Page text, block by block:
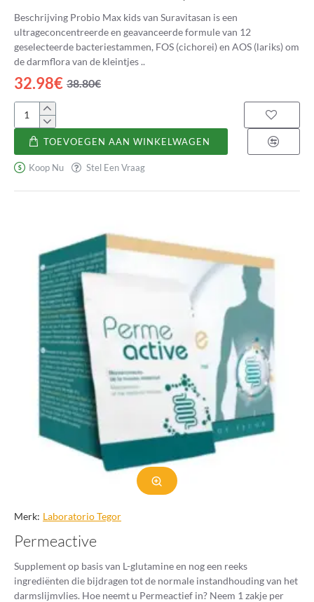
Beschrijving Probio Max kids van Suravitasan is een
ultrageconcentreerde en geavanceerde formule van 12
geselecteerde bacteriestammen, FOS (cichorei) en AOS (lariks) om
de darmflora van de kleintjes ..
32.98€ 38.80€
Pediatrics
Probio
Max
Peques
TOEVOEGEN AAN WINKELWAGEN
Koop Nu Stel Een Vraag
Merk: Laboratorio Tegor
Permeactive
Supplement op basis van L-glutamine en nog een reeks
ingrediënten die bijdragen tot de normale instandhouding van het
darmslijmvlies. Hoe neemt u Permeactief in? Neem 1 zakje per